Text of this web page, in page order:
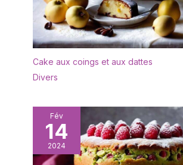
Cake aux coings et aux dattes
Divers
Fév
14
2024